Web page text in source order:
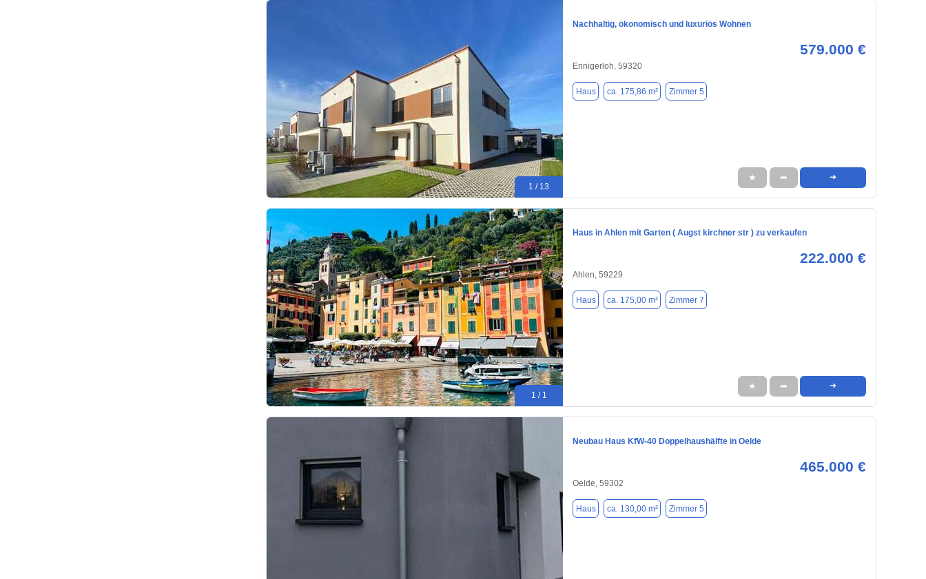
1 / 13
Nachhaltig, ökonomisch und luxuriös Wohnen
579.000 €
Ennigerloh, 59320
Haus ca. 175,86 m² Zimmer 5
★ ➦ ➜
1 / 1
Haus in Ahlen mit Garten ( Augst kirchner str ) zu verkaufen
222.000 €
Ahlen, 59229
Haus ca. 175,00 m² Zimmer 7
★ ➦ ➜
Neubau Haus KfW-40 Doppelhaushälfte in Oelde
465.000 €
Oelde, 59302
Haus ca. 130,00 m² Zimmer 5